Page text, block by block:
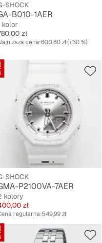
SHOCK
B010-1AER
kolor
zł
cena:600,60 zł(+30 %)
SHOCK
P2100VA-7AER
kolory
zł
regularna:549,99 zł